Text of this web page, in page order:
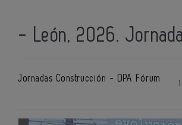
- León, 2026.
Jornadas Construcción - DPA Fórum